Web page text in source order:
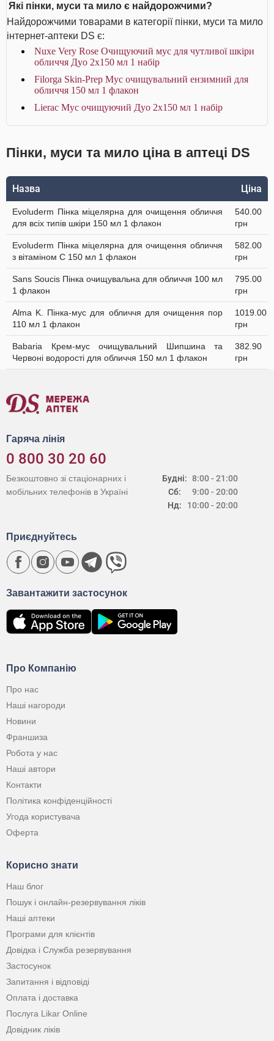
Які пінки, муси та мило є найдорожчими?
Найдорожчими товарами в категорії пінки, муси та мило
інтернет-аптеки DS є:
Nuxe Very Rose Очищуючий мус для чутливої шкіри
обличчя Дуо 2x150 мл 1 набір
Filorga Skin-Prep Мус очищувальний ензимний для
обличчя 150 мл 1 флакон
Lierac Мус очищуючий Дуо 2х150 мл 1 набір
Пінки, муси та мило ціна в аптеці DS
Назва Ціна
Evoluderm Пінка міцелярна для очищення обличчя
для всіх типів шкіри 150 мл 1 флакон
540.00
грн
Evoluderm Пінка міцелярна для очищення обличчя
з вітаміном C 150 мл 1 флакон
582.00
грн
Sans Soucis Пінка очищувальна для обличчя 100 мл
1 флакон
795.00
грн
Alma K. Пінка-мус для обличчя для очищення пор
110 мл 1 флакон
1019.00
грн
Babaria Крем-мус очищувальний Шипшина та
Червоні водорості для обличчя 150 мл 1 флакон
382.90
грн
Гаряча лінія
0 800 30 20 60
Будні:
Сб:
Нд:
8:00 - 21:00
9:00 - 20:00
10:00 - 20:00
Безкоштовно зі стаціонарних і
мобільних телефонів в Україні
Про Компанію
Про нас
Наші нагороди
Новини
Франшиза
Робота у нас
Наші автори
Контакти
Політика конфіденційності
Угода користувача
Оферта
Корисно знати
Наш блог
Пошук і онлайн-резервування ліків
Наші аптеки
Програми для клієнтів
Довідка і Служба резервування
Застосунок
Запитання і відповіді
Оплата і доставка
Послуга Likar Online
Довідник ліків
Завантажити застосунок
Приєднуйтесь